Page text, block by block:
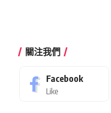
關注我們
Facebook
Like